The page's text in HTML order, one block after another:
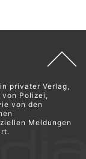
privater Verlag,
Polizei,
von den
Meldungen